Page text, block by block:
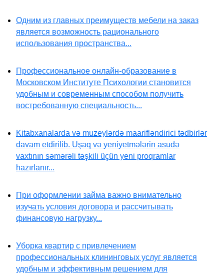
Одним из главных преимуществ мебели на заказ
является возможность рационального
использования пространства...
Профессиональное онлайн-образование в
Московском Институте Психологии становится
удобным и современным способом получить
востребованную специальность...
Kitabxanalarda və muzeylərdə maarifləndirici tədbirlər
davam etdirilib. Uşaq və yeniyetmələrin asudə
vaxtının səmərəli təşkili üçün yeni proqramlar
hazırlanır...
При оформлении займа важно внимательно
изучать условия договора и рассчитывать
финансовую нагрузку...
Уборка квартир с привлечением
профессиональных клининговых услуг является
удобным и эффективным решением для